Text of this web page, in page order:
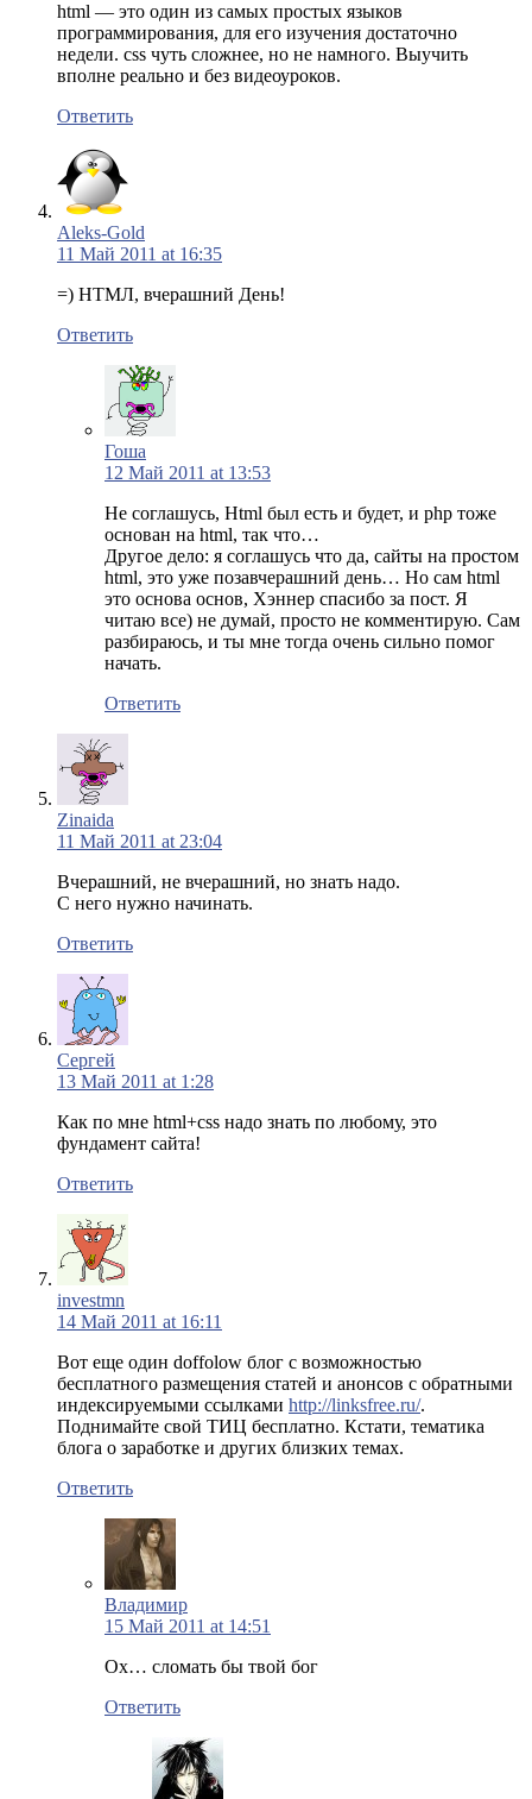
html — это один из самых простых языков
программирования, для его изучения достаточно
недели. css чуть сложнее, но не намного. Выучить
вполне реально и без видеоуроков.
Ответить
Aleks-Gold
11 Май 2011 at 16:35
=) НТМЛ, вчерашний День!
Ответить
Гоша
12 Май 2011 at 13:53
Не соглашусь, Html был есть и будет, и php тоже
основан на html, так что…
Другое дело: я соглашусь что да, сайты на простом
html, это уже позавчерашний день… Но сам html
это основа основ, Хэннер спасибо за пост. Я
читаю все) не думай, просто не комментирую. Сам
разбираюсь, и ты мне тогда очень сильно помог
начать.
Ответить
Zinaida
11 Май 2011 at 23:04
Вчерашний, не вчерашний, но знать надо.
С него нужно начинать.
Ответить
Сергей
13 Май 2011 at 1:28
Как по мне html+css надо знать по любому, это
фундамент сайта!
Ответить
investmn
14 Май 2011 at 16:11
Вот еще один doffolow блог с возможностью
бесплатного размещения статей и анонсов с обратными
индексируемыми ссылками http://linksfree.ru/.
Поднимайте свой ТИЦ бесплатно. Кстати, тематика
блога о заработке и других близких темах.
Ответить
Владимир
15 Май 2011 at 14:51
Ох… сломать бы твой бог
Ответить